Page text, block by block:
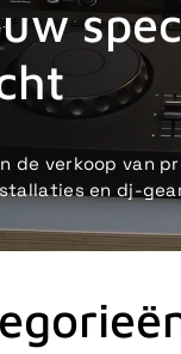
de verkoop van
en dj-